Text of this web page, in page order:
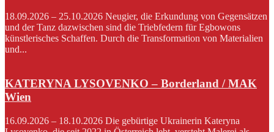
18.09.2026 – 25.10.2026 Neugier, die Erkundung von Gegensätzen
und der Tanz dazwischen sind die Triebfedern für Egbowons
künstlerisches Schaffen. Durch die Transformation von Materialien
und...
KATERYNA LYSOVENKO – Borderland / MAK
Wien
16.09.2026 – 18.10.2026 Die gebürtige Ukrainerin Kateryna